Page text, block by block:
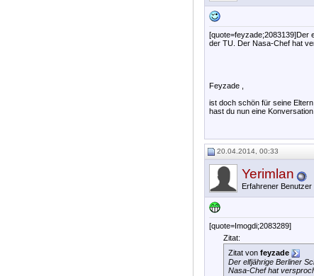
[quote=feyzade;2083139]Der
der TU. Der Nasa-Chef hat
Feyzade ,
ist doch schön für seine Eltern
hast du nun eine
20.04.2014, 00:33
Yerimlan
Erfahrener Benutzer
[quote=Imogdi;2083289]
Zitat:
Zitat von feyzade
Der elfjährige Berliner
Nasa-Chef hat